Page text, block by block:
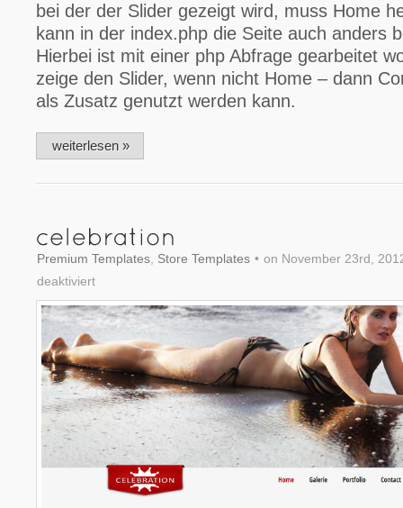
bei der der Slider gezeigt wird, muss Home
kann in der index.php die Seite auch anders
Hierbei ist mit einer php Abfrage gearbeitet
zeige den Slider, wenn nicht Home – dann
als Zusatz genutzt werden kann.
weiterlesen »
Premium Templates Store Templates • on November 23rd,
deaktiviert